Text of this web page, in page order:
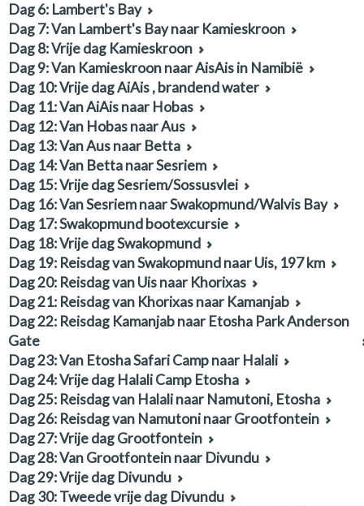
Dag 6: Lambert's Bay
Dag 7: Van Lambert's Bay naar Kamieskroon
Dag 8: Vrije dag Kamieskroon
Dag 9: Van Kamieskroon naar AisAis in Namibië
Dag 10: Vrije dag AiAis , brandend water
Dag 11: Van AiAis naar Hobas
Dag 12: Van Hobas naar Aus
Dag 13: Van Aus naar Betta
Dag 14: Van Betta naar Sesriem
Dag 15: Vrije dag Sesriem/Sossusvlei
Dag 16: Van Sesriem naar Swakopmund/Walvis Bay
Dag 17: Swakopmund bootexcursie
Dag 18: Vrije dag Swakopmund
Dag 19: Reisdag van Swakopmund naar Uis, 197 km
Dag 20: Reisdag van Uis naar Khorixas
Dag 21: Reisdag van Khorixas naar Kamanjab
Dag 22: Reisdag Kamanjab naar Etosha Park Anderson
Gate
Dag 23: Van Etosha Safari Camp naar Halali
Dag 24: Vrije dag Halali Camp Etosha
Dag 25: Reisdag van Halali naar Namutoni, Etosha
Dag 26: Reisdag van Namutoni naar Grootfontein
Dag 27: Vrije dag Grootfontein
Dag 28: Van Grootfontein naar Divundu
Dag 29: Vrije dag Divundu
Dag 30: Tweede vrije dag Divundu